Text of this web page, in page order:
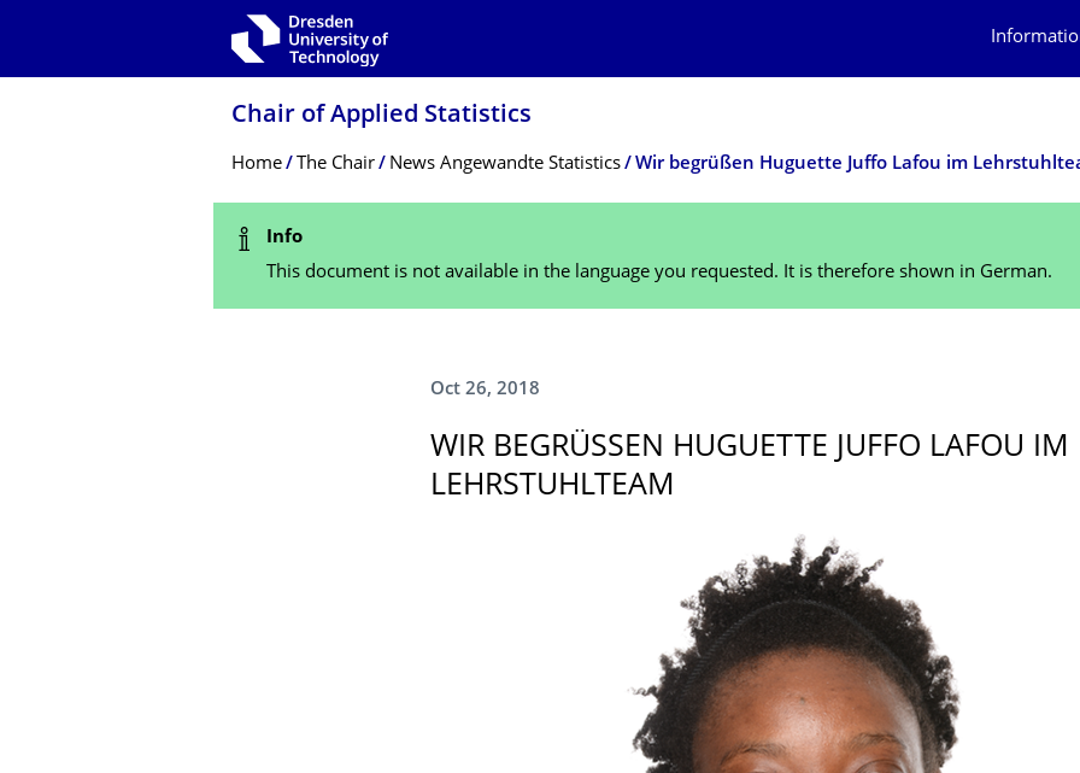
Chair of Applied Statistics
Breadcrumb Menu
Home The Chair News Angewandte Statistics Wir begrüßen Huguette Juffo Lafou im
Status Message
Info
This document is not available in the language you requested. It is therefore shown in German.
Oct 26, 2018
WIR BEGRÜSSEN HUGUETTE JUFFO LAFOU IM L
EHRSTUHLTEAM